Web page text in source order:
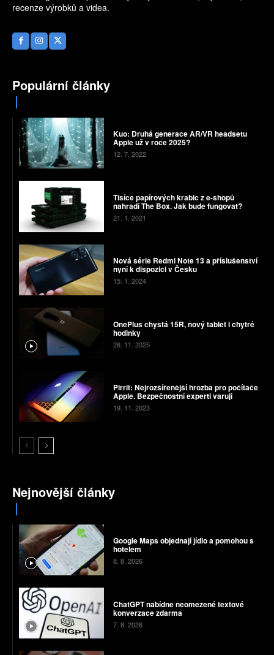
recenze výrobků a videa.
Populární články
Kuo: Druhá generace AR/VR headsetu
Apple už v roce 2025?
12. 7. 2022
Tisíce papírových krabic z e-shopů
nahradí The Box. Jak bude fungovat?
21. 1. 2021
Nová série Redmi Note 13 a příslušenství
nyní k dispozici v Česku
15. 1. 2024
OnePlus chystá 15R, nový tablet i chytré
hodinky
26. 11. 2025
Pirrit: Nejrozšířenější hrozba pro počítače
Apple. Bezpečnostní experti varují
19. 11. 2023
Nejnovější články
Google Maps objednají jídlo a pomohou s
hotelem
8. 8. 2026
ChatGPT nabídne neomezené textové
konverzace zdarma
7. 8. 2026